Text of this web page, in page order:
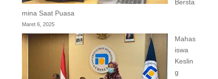
Bersta
mina Saat Puasa
Maret 6, 2025
Mahas
iswa
Keslin
g